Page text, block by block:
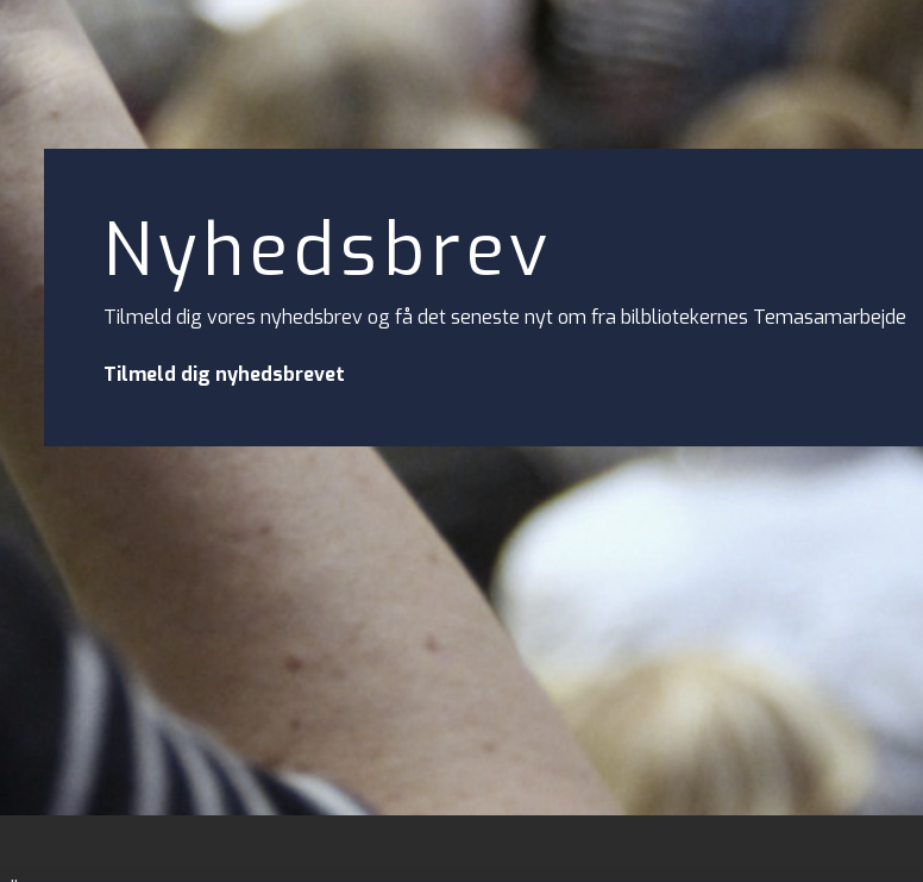
Nyhedsbrev
Tilmeld dig vores nyhedsbrev og få det seneste nyt om fra bilbliotekernes Temasamarbejde
Tilmeld dig nyhedsbrevet